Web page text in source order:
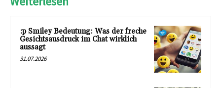
:p Smiley Bedeutung: Was der freche
Gesichtsausdruck im Chat wirklich
aussagt
31.07.2026